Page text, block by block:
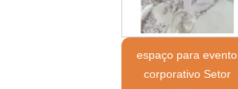
espaço para evento
corporativo Setor